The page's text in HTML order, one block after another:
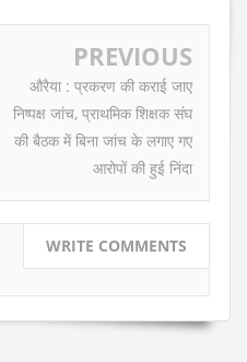
PREVIOUS
औरैया : प्रकरण की कराई जाए
निष्पक्ष जांच, प्राथमिक शिक्षक संघ
की बैठक में बिना जांच के लगाए गए
आरोपों की हुई निंदा
WRITE COMMENTS